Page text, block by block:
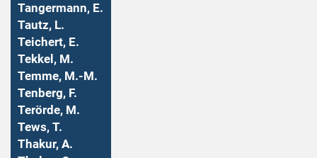
Tangermann, E.
Tautz, L.
Teichert, E.
Tekkel, M.
Temme, M.-M.
Tenberg, F.
Terörde, M.
Tews, T.
Thakur, A.